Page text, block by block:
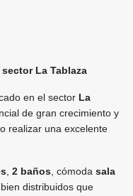
La Tablaza
en el sector La
de gran crecimiento y
realizar una excelente
2 baños , cómoda sala
distribuidos que